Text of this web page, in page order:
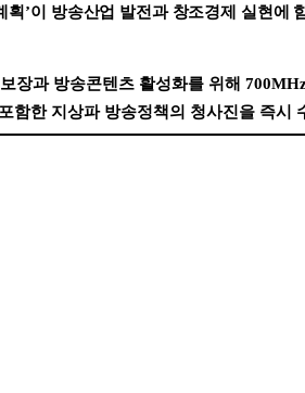
획 ’이 방송산업 발전과 창조경제 실현에
장과 방송콘텐츠 활성화를 위해
함한 지상파 방송정책의 청사진을 즉시